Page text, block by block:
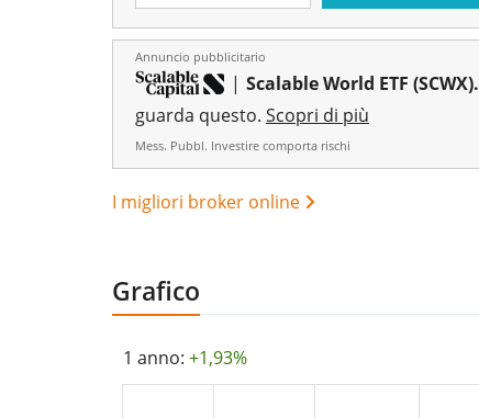
Annuncio pubblicitario
| Scalable World ETF (SCWX).
guarda questo. Scopri di più
Mess. Pubbl. Investire comporta rischi
I migliori broker online
Grafico
1 anno: +1,93%